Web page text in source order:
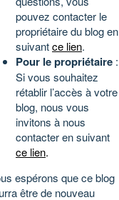
pouvez contacter le
propriétaire du blog en
suivantce lien.
Pour le propriétaire :
Si vous souhaitez
rétablir l’accès à votre
blog, nous vous
invitons à nous
contacter en suivant
ce lien.
espérons que ce blog
être de nouveau